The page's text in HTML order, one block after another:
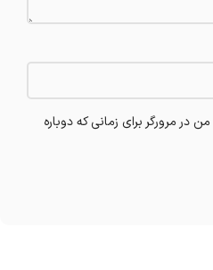
در مرورگر برای زمانی که دوباره